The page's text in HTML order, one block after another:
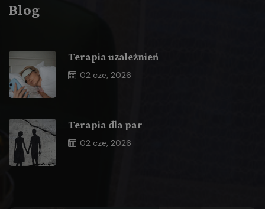
Blog
Terapia uzależnień
02 cze, 2026
Terapia dla par
02 cze, 2026